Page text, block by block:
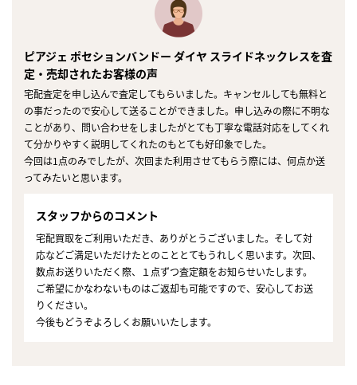
ピアジェ ポセションバンドー ダイヤ スライドネックレスを査
定・売却されたお客様の声
宅配査定を申し込んで査定してもらいました。キャンセルしても無料と
の事だったので安心して送ることができました。申し込みの際に不明な
ことがあり、問い合わせをしましたがとても丁寧な電話対応をしてくれ
て分かりやすく説明してくれたのもとても好印象でした。
今回は1点のみでしたが、次回また利用させてもらう際には、何点か送
ってみたいと思います。
スタッフからのコメント
宅配買取をご利用いただき、ありがとうございました。そして対
応などご満足いただけたとのこととてもうれしく思います。次回、
数点お送りいただく際、１点ずつ査定額をお知らせいたします。
ご希望にかなわないものはご返却も可能ですので、安心してお送
りください。
今後もどうぞよろしくお願いいたします。